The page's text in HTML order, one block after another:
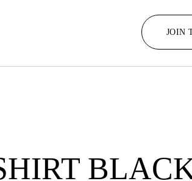
JOIN